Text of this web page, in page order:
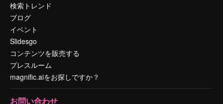
検索トレンド
ブログ
イベント
Slidesgo
コンテンツを販売する
プレスルーム
magnific.aiをお探しですか？
お問い合わせ